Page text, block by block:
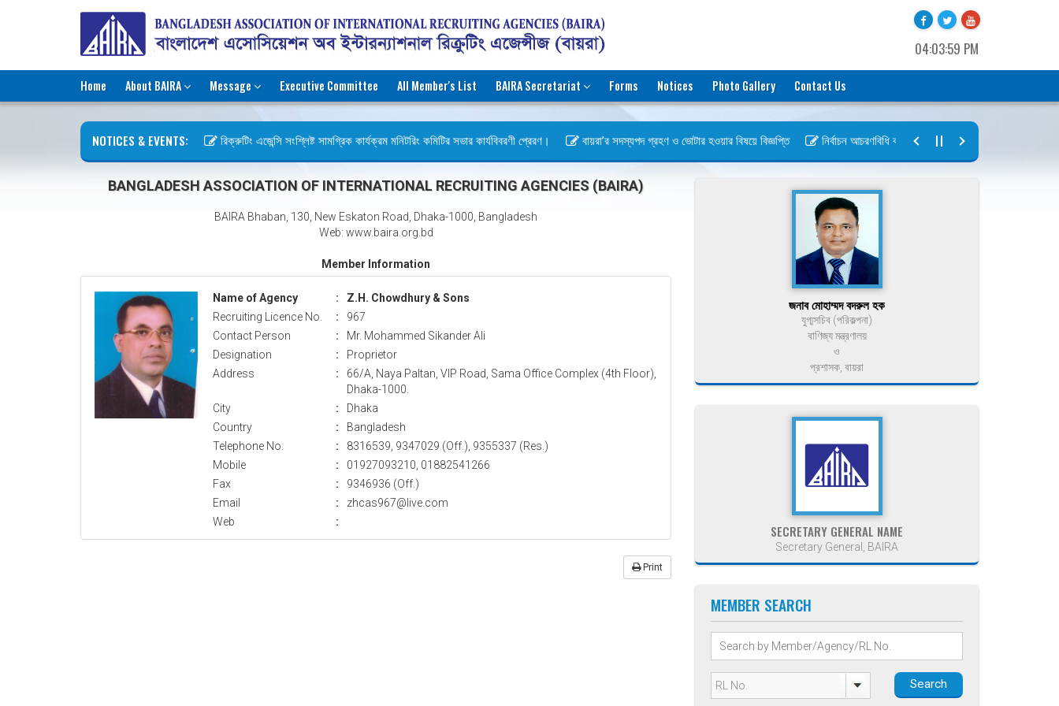
04:03:59 PM
Home About BAIRA Message Executive Committee All Member's List BAIRA Secretariat Forms Notices Photo Gallery Contact Us
NOTICES & EVENTS: রিক্রুটিং এজেন্সি সংশ্লিষ্ট সামগ্রিক কার্যক্রম মনিটরিং কমিটির সভার কার্যবিবরণী প্রেরণ। বায়রা’র সদস্যপদ গ্রহণ ও ভোটার হওয়ার বিষয়ে বিজ্ঞপ্তি নির্বাচন আচরণবিধি বায়রা ২০২৬-২০২৮
BANGLADESH ASSOCIATION OF INTERNATIONAL RECRUITING AGENCIES (BAIRA)
BAIRA Bhaban, 130, New Eskaton Road, Dhaka-1000, Bangladesh
Web: www.baira.org.bd
Member Information
Name of Agency :
Z.H. Chowdhury & Sons
Recruiting Licence No.
:
967
Contact Person
:
Mr. Mohammed Sikander Ali
Designation
:
Proprietor
Address
:
66/A, Naya Paltan, VIP Road, Sama Office Complex (4th Floor),
Dhaka-1000.
City
:
Dhaka
Country
:
Bangladesh
Telephone No.
:
8316539, 9347029 (Off.), 9355337 (Res.)
Mobile
:
01927093210, 01882541266
Fax
:
9346936 (Off.)
Email
:
zhcas967@live.com
Web
:
Print
জনাব মোহাম্মদ বদরুল হক
যুগ্মসচিব (পরিকল্পনা)
বাণিজ্য মন্ত্রণালয়
ও
প্রশাসক, বায়রা
SECRETARY GENERAL NAME
Secretary General, BAIRA
MEMBER SEARCH
Search